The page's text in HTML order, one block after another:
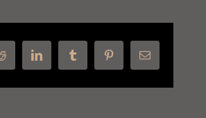
Reddit LinkedInTumblr PinterestCourriel